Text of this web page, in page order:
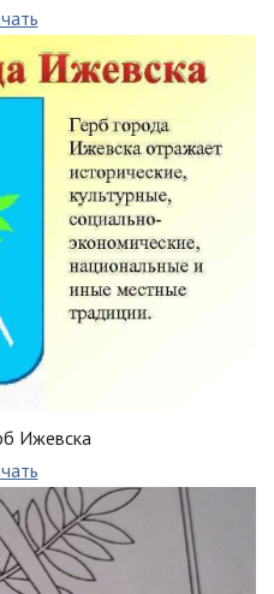
Ижевска